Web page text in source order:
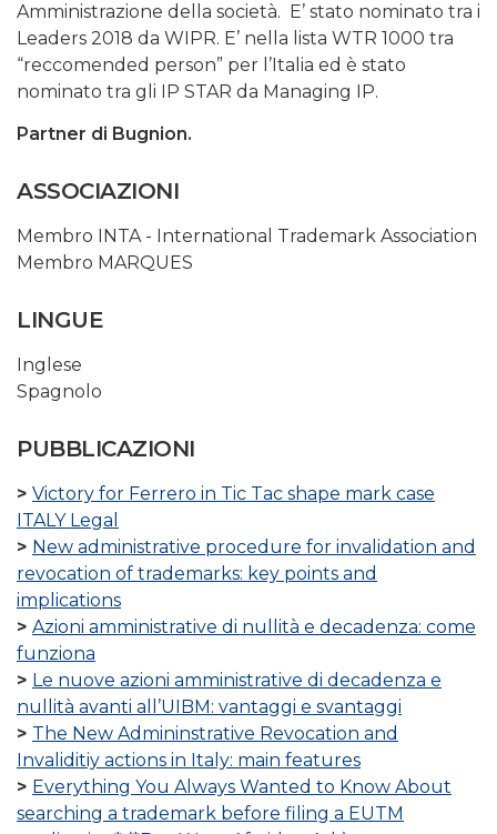
Amministrazione della società. E’ stato nominato tra i
Leaders 2018 da WIPR. E’ nella lista WTR 1000 tra
“reccomended person” per l’Italia ed è stato
nominato tra gli IP STAR da Managing IP.
Partner di Bugnion.
ASSOCIAZIONI
Membro INTA - International Trademark Association
Membro MARQUES
LINGUE
Inglese
Spagnolo
PUBBLICAZIONI
Victory for Ferrero in Tic Tac shape mark case
ITALY Legal
New administrative procedure for invalidation and
revocation of trademarks: key points and
implications
Azioni amministrative di nullità e decadenza: come
funziona
Le nuove azioni amministrative di decadenza e
nullità avanti all’UIBM: vantaggi e svantaggi
The New Admininstrative Revocation and
Invaliditiy actions in Italy: main features
Everything You Always Wanted to Know About
searching a trademark before filing a EUTM